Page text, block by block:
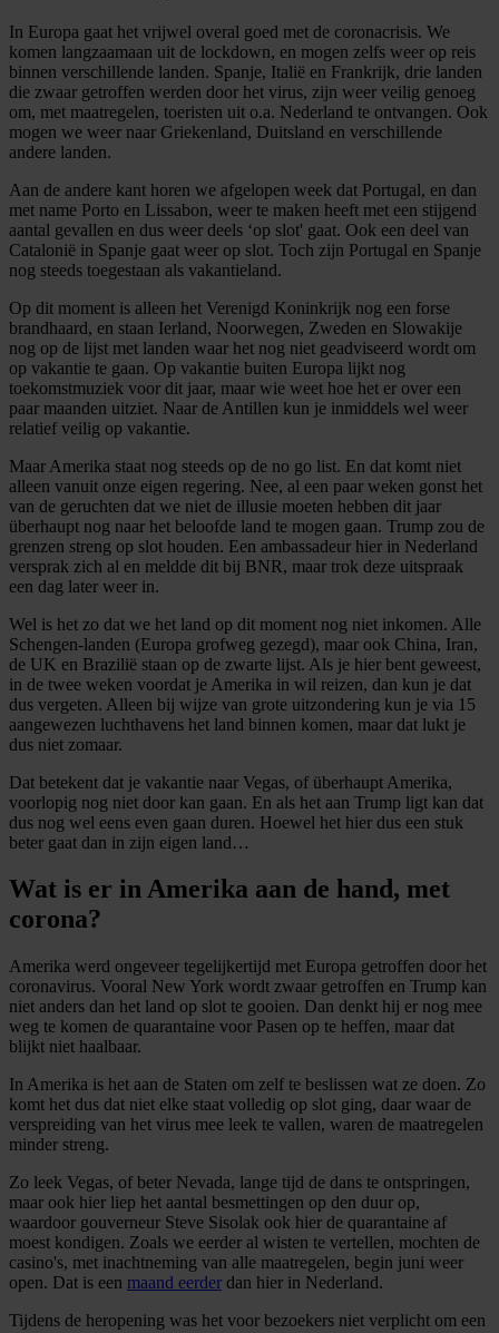
In Europa gaat het vrijwel overal goed met de coronacrisis. We
komen langzaamaan uit de lockdown, en mogen zelfs weer op reis
binnen verschillende landen. Spanje, Italië en Frankrijk, drie landen
die zwaar getroffen werden door het virus, zijn weer veilig genoeg
om, met maatregelen, toeristen uit o.a. Nederland te ontvangen. Ook
mogen we weer naar Griekenland, Duitsland en verschillende
andere landen.
Aan de andere kant horen we afgelopen week dat Portugal, en dan
met name Porto en Lissabon, weer te maken heeft met een stijgend
aantal gevallen en dus weer deels ‘op slot' gaat. Ook een deel van
Catalonië in Spanje gaat weer op slot. Toch zijn Portugal en Spanje
nog steeds toegestaan als vakantieland.
Op dit moment is alleen het Verenigd Koninkrijk nog een forse
brandhaard, en staan Ierland, Noorwegen, Zweden en Slowakije
nog op de lijst met landen waar het nog niet geadviseerd wordt om
op vakantie te gaan. Op vakantie buiten Europa lijkt nog
toekomstmuziek voor dit jaar, maar wie weet hoe het er over een
paar maanden uitziet. Naar de Antillen kun je inmiddels wel weer
relatief veilig op vakantie.
Maar Amerika staat nog steeds op de no go list. En dat komt niet
alleen vanuit onze eigen regering. Nee, al een paar weken gonst het
van de geruchten dat we niet de illusie moeten hebben dit jaar
überhaupt nog naar het beloofde land te mogen gaan. Trump zou de
grenzen streng op slot houden. Een ambassadeur hier in Nederland
versprak zich al en meldde dit bij BNR, maar trok deze uitspraak
een dag later weer in.
Wel is het zo dat we het land op dit moment nog niet inkomen. Alle
Schengen-landen (Europa grofweg gezegd), maar ook China, Iran,
de UK en Brazilië staan op de zwarte lijst. Als je hier bent geweest,
in de twee weken voordat je Amerika in wil reizen, dan kun je dat
dus vergeten. Alleen bij wijze van grote uitzondering kun je via 15
aangewezen luchthavens het land binnen komen, maar dat lukt je
dus niet zomaar.
Dat betekent dat je vakantie naar Vegas, of überhaupt Amerika,
voorlopig nog niet door kan gaan. En als het aan Trump ligt kan dat
dus nog wel eens even gaan duren. Hoewel het hier dus een stuk
beter gaat dan in zijn eigen land…
Wat is er in Amerika aan de hand, met
corona?
Amerika werd ongeveer tegelijkertijd met Europa getroffen door het
coronavirus. Vooral New York wordt zwaar getroffen en Trump kan
niet anders dan het land op slot te gooien. Dan denkt hij er nog mee
weg te komen de quarantaine voor Pasen op te heffen, maar dat
blijkt niet haalbaar.
In Amerika is het aan de Staten om zelf te beslissen wat ze doen. Zo
komt het dus dat niet elke staat volledig op slot ging, daar waar de
verspreiding van het virus mee leek te vallen, waren de maatregelen
minder streng.
Zo leek Vegas, of beter Nevada, lange tijd de dans te ontspringen,
maar ook hier liep het aantal besmettingen op den duur op,
waardoor gouverneur Steve Sisolak ook hier de quarantaine af
moest kondigen. Zoals we eerder al wisten te vertellen, mochten de
casino's, met inachtneming van alle maatregelen, begin juni weer
open. Dat is een maand eerder dan hier in Nederland.
Tijdens de heropening was het voor bezoekers niet verplicht om een